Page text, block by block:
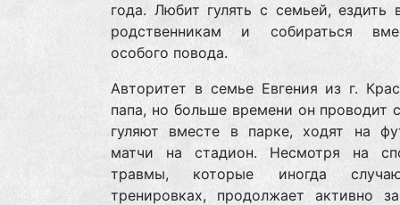
года. Любит гулять с семьей, ездить
родственникам и собираться
особого повода.
Авторитет в семье Евгения из г.
папа, но больше времени он проводит
гуляют вместе в парке, ходят на
матчи на стадион. Несмотря на
травмы, которые иногда
тренировках, продолжает активно